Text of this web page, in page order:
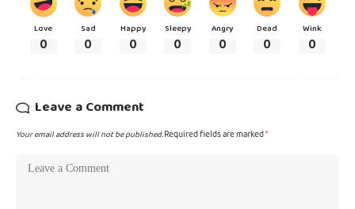
Love
0
Sad
0
Happy
0
Sleepy
0
Angry
0
Dead
0
Wink
0
Leave a Comment
Your email address will not be published.Required fields are marked*